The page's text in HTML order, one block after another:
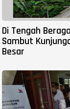
Di Tengah
Sambut
Besar